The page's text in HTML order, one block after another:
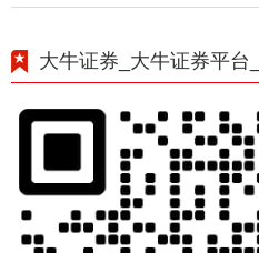
大牛证券_大牛证券平台